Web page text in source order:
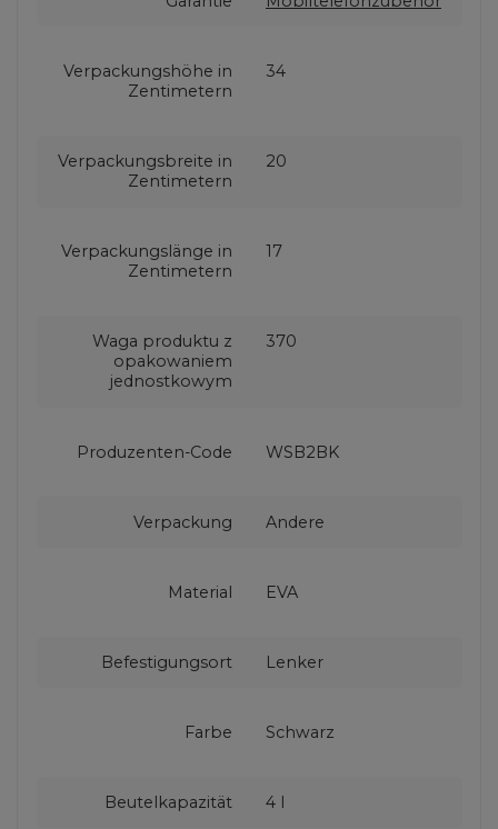
Verpackungshöhe in
Zentimetern
34
Verpackungsbreite in
Zentimetern
20
Verpackungslänge in
Zentimetern
17
Waga produktu z
opakowaniem
jednostkowym
370
Produzenten-Code WSB2BK
Verpackung Andere
Material EVA
Befestigungsort Lenker
Farbe Schwarz
Beutelkapazität 4 l